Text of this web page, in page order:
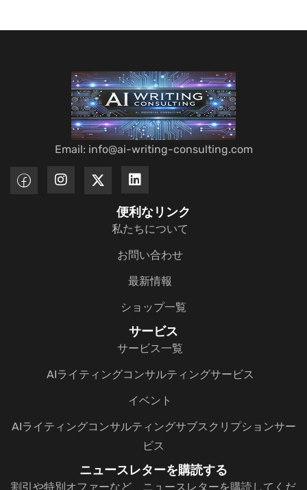
Email: info@ai-writing-consulting.com
便利なリンク
私たちについて
お問い合わせ
最新情報
ショップ一覧
サービス
サービス一覧
AIライティングコンサルティングサービス
イベント
AIライティングコンサルティングサブスクリプションサー
ビス
ニュースレターを購読する
割引や特別オファーなど、ニュースレターを購読してくだ